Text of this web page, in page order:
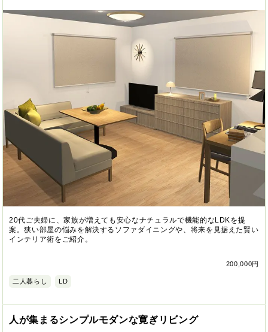
20代ご夫婦に、家族が増えても安心なナチュラルで機能的なLDKを提
案。狭い部屋の悩みを解決するソファダイニングや、将来を見据えた賢い
インテリア術をご紹介。
200,000円
二人暮らし LD
人が集まるシンプルモダンな寛ぎリビング